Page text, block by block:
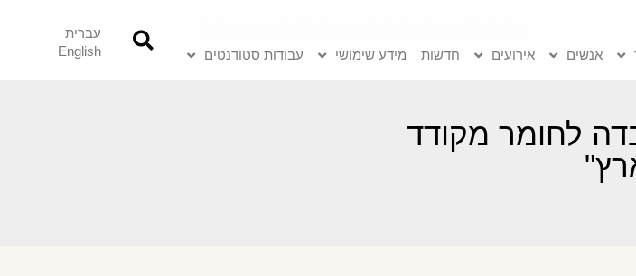
אנשים אירועים חדשות מידע שימושי עבודות סטודנטים
עברית
English
לחומר מקודד